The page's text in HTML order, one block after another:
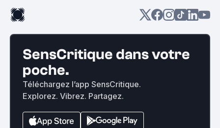
SensCritique dans votre
poche.
Téléchargez l’app SensCritique.
Explorez. Vibrez. Partagez.